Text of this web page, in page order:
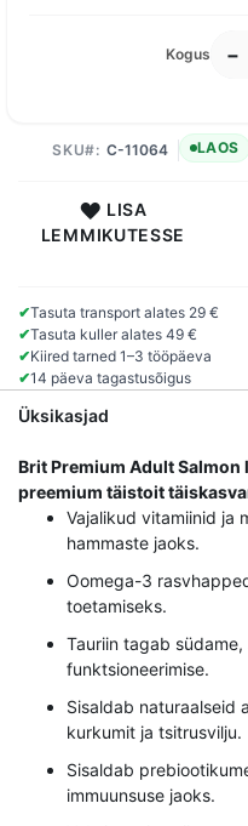
Kogus −
SKU C-11064 LAOS
LISA
LEMMIKUTESSE
✔Tasuta transport alates 29 €
✔Tasuta kuller alates 49 €
✔Kiired tarned 1–3 tööpäeva
✔14 päeva tagastusõigus
Üksikasjad
Brit Premium Adult
preemium täistoit
Vajalikud vitamiinid ja
hammaste jaoks.
Oomega-3
toetamiseks.
Tauriin tagab
funktsioneerimise.
Sisaldab naturaalseid
kurkumit ja tsitrusvilju.
Sisaldab
immuunsuse jaoks.